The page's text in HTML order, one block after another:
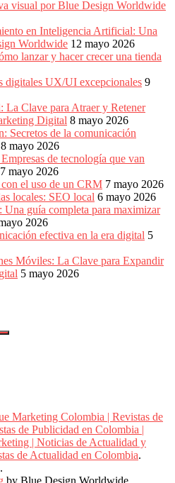
visual por Blue Design Worldwide
en Inteligencia Artificial: Una
Worldwide 12 mayo 2026
lanzar y hacer crecer una tienda
digitales UX/UI excepcionales 9
La Clave para Atraer y Retener
Digital 8 mayo 2026
Secretos de la comunicación
8 mayo 2026
de tecnología que van
7 mayo 2026
el uso de un CRM 7 mayo 2026
locales: SEO local 6 mayo 2026
guía completa para maximizar
2026
efectiva en la era digital 5
Móviles: La Clave para Expandir
5 mayo 2026
Marketing Colombia | Revistas de
de Publicidad en Colombia |
| Noticias de Actualidad y
de Actualidad en Colombia.